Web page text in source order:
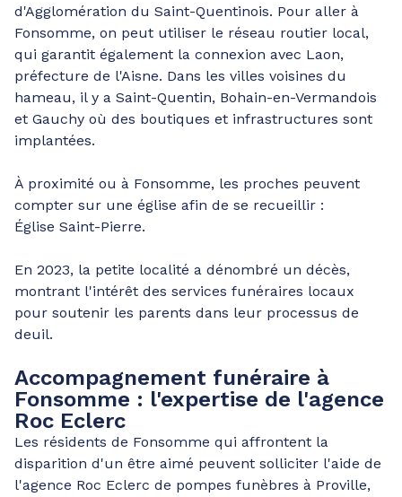
d'Agglomération du Saint-Quentinois. Pour aller à
Fonsomme, on peut utiliser le réseau routier local,
qui garantit également la connexion avec Laon,
préfecture de l'Aisne. Dans les villes voisines du
hameau, il y a Saint-Quentin, Bohain-en-Vermandois
et Gauchy où des boutiques et infrastructures sont
implantées.
À proximité ou à Fonsomme, les proches peuvent
compter sur une église afin de se recueillir :
Église Saint-Pierre.
En 2023, la petite localité a dénombré un décès,
montrant l'intérêt des services funéraires locaux
pour soutenir les parents dans leur processus de
deuil.
Accompagnement funéraire à
Fonsomme : l'expertise de l'agence
Roc Eclerc
Les résidents de Fonsomme qui affrontent la
disparition d'un être aimé peuvent solliciter l'aide de
l'agence Roc Eclerc de pompes funèbres à Proville,